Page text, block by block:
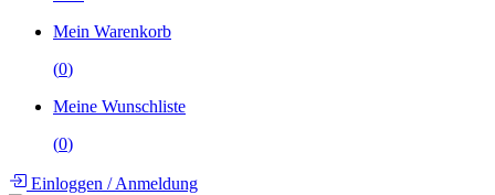
Mein Warenkorb
(0)
Meine Wunschliste
(0)
Einloggen /Anmeldung